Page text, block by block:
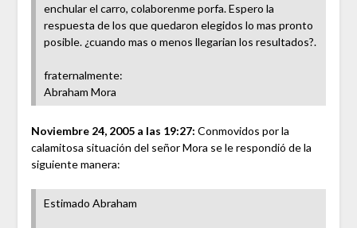
enchular el carro, colaborenme porfa. Espero la
respuesta de los que quedaron elegidos lo mas pronto
posible. ¿cuando mas o menos llegarian los resultados?.
fraternalmente:
Abraham Mora
Noviembre 24, 2005 a las 19:27: Conmovidos por la
calamitosa situación del señor Mora se le respondió de la
siguiente manera:
Estimado Abraham